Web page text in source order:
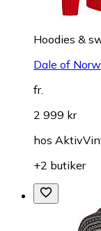
Hoodies &
Dale of
fr.
2 999 kr
hos
+2 butiker